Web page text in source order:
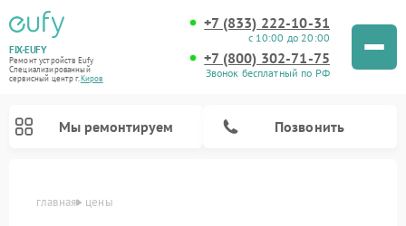
FIX-EUFY
Ремонт устройств Eufy
Специализированный
cервисный центр г.Киров
+7 (833) 222-10-31
с 10:00 до 20:00
+7 (800) 302-71-75
Звонок бесплатный по РФ
Мы ремонтируем Позвонить
главная цены